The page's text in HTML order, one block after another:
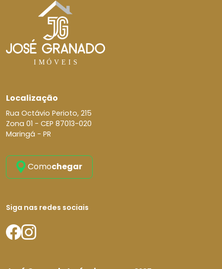
Localização
Rua Octávio Perioto, 215
Zona 01 - CEP 87013-020
Maringá - PR
Comochegar
Siga nas redes sociais